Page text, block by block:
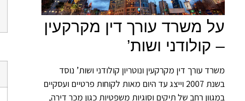
על משרד עורך דין מקרקעין
– קולודני ושות’
משרד עורך דין מקרקעין ונוטריון קולודני ושות’ נוסד
בשנת 2007 וייצג עד היום מאות לקוחות פרטיים ועסקיים
במגוון רחב של תיקים וסוגיות משפטיות כגון מכר דירה,